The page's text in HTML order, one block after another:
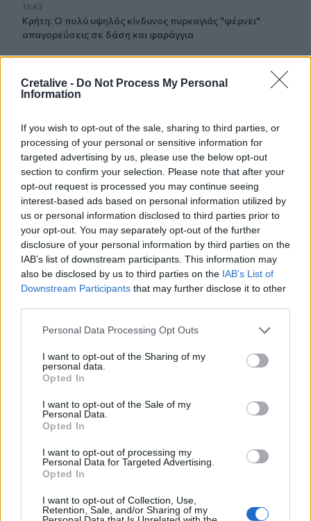
Cretalive - Do Not Process My Personal
Information
If you wish to opt-out of the sale, sharing to third parties, or
processing of your personal or sensitive information for
targeted advertising by us, please use the below opt-out
section to confirm your selection. Please note that after your
opt-out request is processed you may continue seeing
interest-based ads based on personal information utilized by
us or personal information disclosed to third parties prior to
your opt-out. You may separately opt-out of the further
disclosure of your personal information by third parties on the
IAB’s list of downstream participants. This information may
also be disclosed by us to third parties on the IAB’s List of
Downstream Participants that may further disclose it to other
Personal Data Processing Opt Outs
I want to opt-out of the Sharing of my
personal data.
Opted In
I want to opt-out of the Sale of my
Personal Data.
Opted In
I want to opt-out of processing my
Personal Data for Targeted Advertising.
Opted In
I want to opt-out of Collection, Use,
Retention, Sale, and/or Sharing of my
13:43
Κρήτη: Ο πολύ υψηλός κίνδυνος πυρκαγιάς "φέρνει"
απαγορεύσεις σε δάση και φαράγγια
Συναγερμός για τους ισχυρούς ανέμους – Το...
παράδειγμα της Κρήτης μετά τις δύσκολες πυρκαγιές
13:26
Ιταλία: Το θερμότερο καλοκαίρι του αιώνα πλήττει τη
χώρα με 48 βαθμούς Κελσίου
13:19
ΥΠΕΘΑ: Μηνιαία επανεξέταση για τους Patriot στη
Σαουδική Αραβία
13:11
Νοσοκομείο Αγ. Νικολάου: Ενημερωτική συνάντηση για
ΒΑΕ, μισθολογικά και εργασιακά θεματα
γάμο της στη Νότια Καρολίνα
Νέες ειδικότητες στη Σχολή Ανώτερης Επαγγελματικής